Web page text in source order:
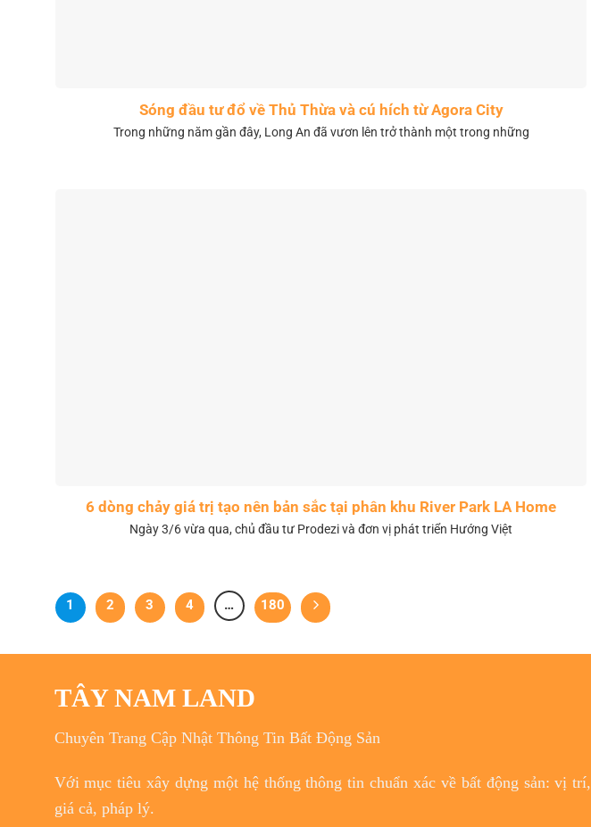
Sóng đầu tư đổ về Thủ Thừa và cú hích từ Agora City
Trong những năm gần đây, Long An đã vươn lên trở thành một trong những
6 dòng chảy giá trị tạo nên bản sắc tại phân khu River Park LA Home
Ngày 3/6 vừa qua, chủ đầu tư Prodezi và đơn vị phát triển Hướng Việt
1 2 3 4 … 180
TÂY NAM LAND
Chuyên Trang Cập Nhật Thông Tin Bất Động Sản
Vớimục tiêu xây dựng một hệ thống thông tin chuẩn xác về bất động sản: vị trí,
giá cả, pháp lý.